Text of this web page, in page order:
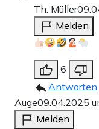
Th. Müller
Melden
6
Antworten
Auge09.04.2025
Melden